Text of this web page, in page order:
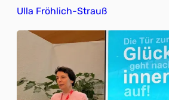
Ulla Fröhlich-Strauß